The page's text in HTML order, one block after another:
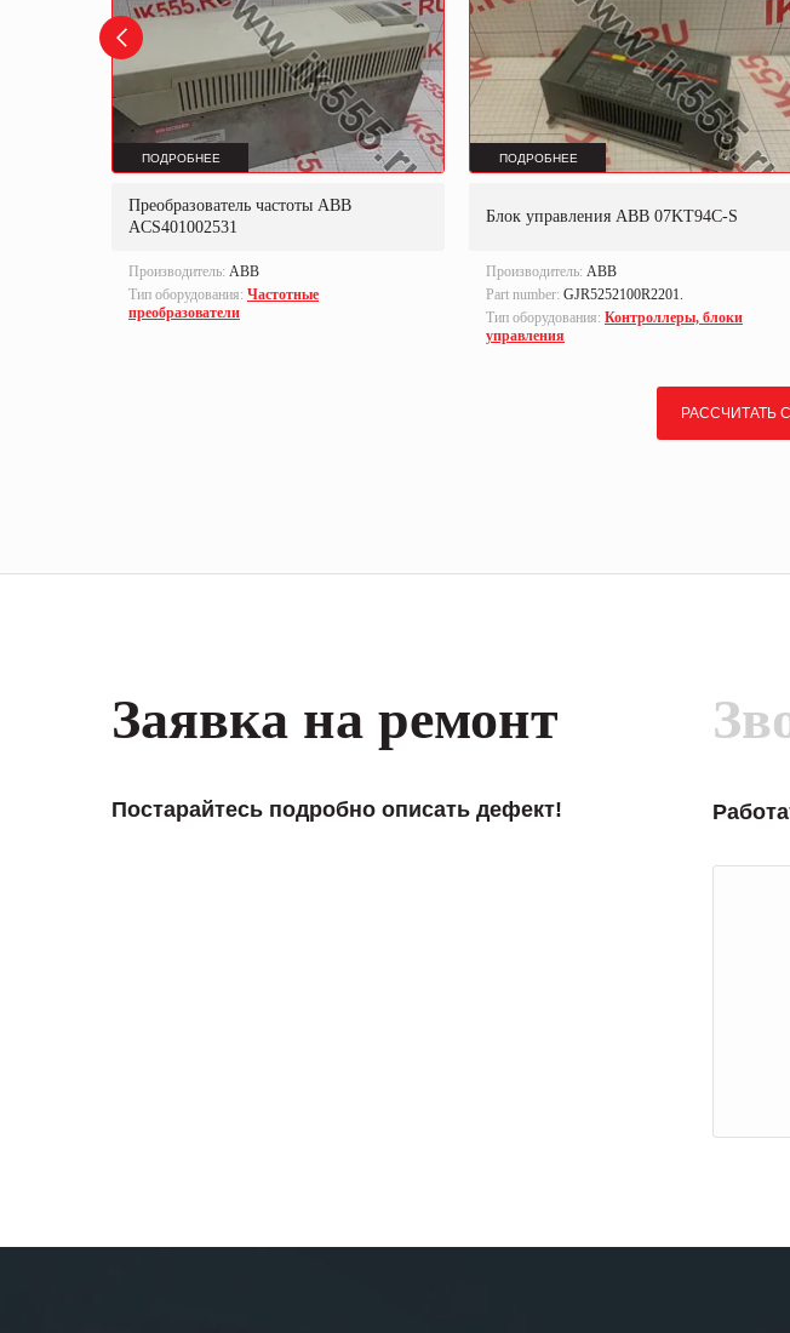
ПОДРОБНЕЕ
Преобразователь частоты ABB
ACS401002531
Производитель: ABB
Тип оборудования: Частотные
преобразователи
ПОДРОБНЕЕ
Блок управления ABB 07KT94C-S
Производитель: ABB
Part number: GJR5252100R2201.
Тип оборудования: Контроллеры, блоки
управления
РАССЧИТАТЬ
Заявка на ремонт
Постарайтесь подробно описать дефект!